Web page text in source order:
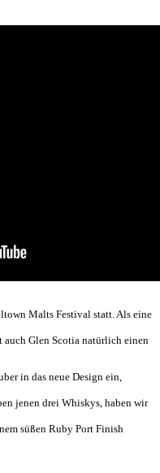
Malts Festival statt. Als eine
Glen Scotia natürlich einen
in das neue Design ein,
jenen drei Whiskys, haben wir
süßen Ruby Port Finish